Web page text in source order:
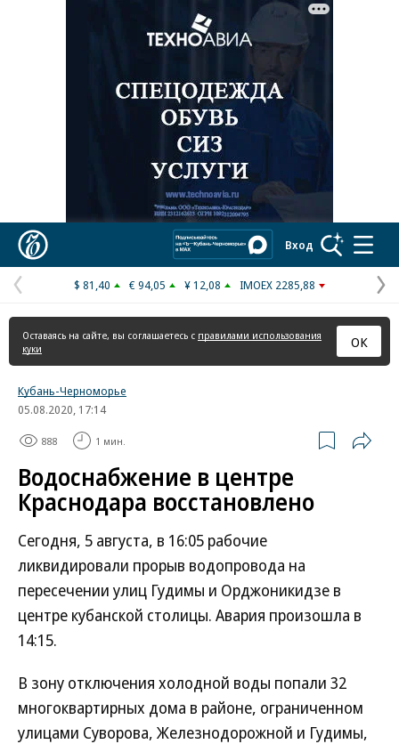
Реклама в «Ъ» www.kommersant.ru/ad
Вход
Предыдущая
страница
$ 81,40 € 94,05 ¥ 12,08 IMOEX 2285,88
Оставаясь на сайте, вы соглашаетесь с правилами использования
куки
ОК
Кубань-Черноморье
05.08.2020, 17:14
888 1 мин.
Водоснабжение в центре
Краснодара восстановлено
Сегодня, 5 августа, в 16:05 рабочие
ликвидировали прорыв водопровода на
пересечении улиц Гудимы и Орджоникидзе в
центре кубанской столицы. Авария произошла в
14:15.
В зону отключения холодной воды попали 32
многоквартирных дома в районе, ограниченном
улицами Суворова, Железнодорожной и Гудимы,